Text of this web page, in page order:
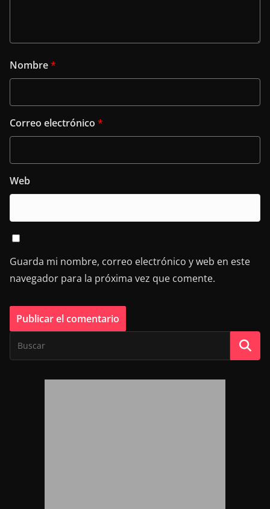
Nombre*
Correo electrónico *
Web
Guarda mi nombre, correo electrónico y web en este
navegador para la próxima vez que comente.